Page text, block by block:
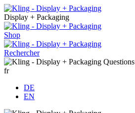
Display + Packaging
Shop
Rechercher
Questions
fr
DE
EN